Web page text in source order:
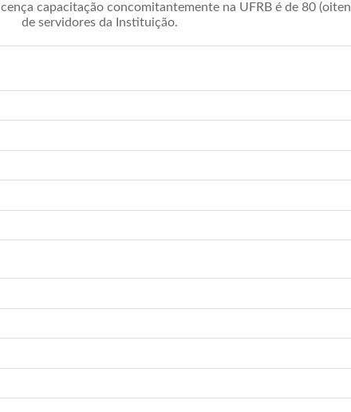
capacitação concomitantemente na UFRB é de 80
de servidores da Instituição.